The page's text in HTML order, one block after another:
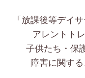
「放課後等デイ
アレントト
⼦供たち・保
障害に関す